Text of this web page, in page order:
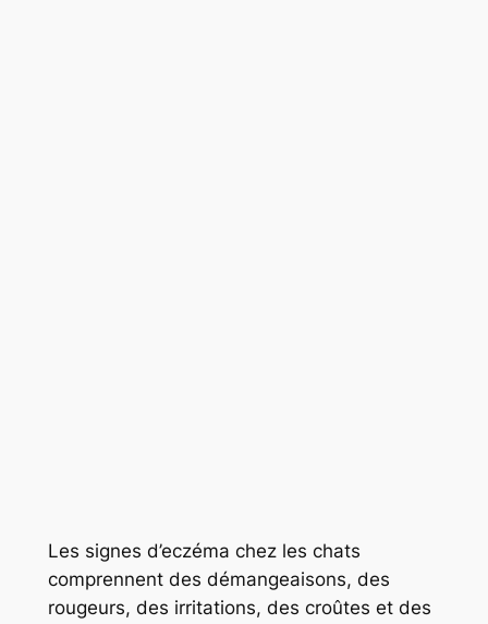
Les signes d’eczéma chez les chats
comprennent des démangeaisons, des
rougeurs, des irritations, des croûtes et des